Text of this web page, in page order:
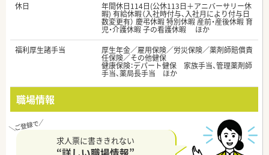
休日
年間休日114日(公休113日＋アニバーサリー休
暇) 有給休暇（入社時付与、入社月により付与日
数変更有） 慶弔休暇 特別休暇 産前・産後休暇 育
児・介護休暇 子の看護休暇 ほか
福利厚生諸手当
厚生年金／雇用保険／労災保険／薬剤師賠償責
任保険／その他健保
健康保険：デパート健保 家族手当、管理薬剤師
手当、薬局長手当 ほか
職場情報
求人票に書ききれない